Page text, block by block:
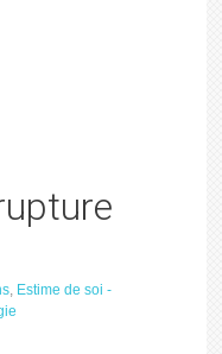
, Estime de soi -